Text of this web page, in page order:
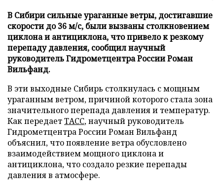
В Сибири сильные ураганные ветры, достигавшие
скорости до 36 м/с, были вызваны столкновением
циклона и антициклона, что привело к резкому
перепаду давления, сообщил научный
руководитель Гидрометцентра России Роман
Вильфанд.
В эти выходные Сибирь столкнулась с мощным
ураганным ветром, причиной которого стала зона
значительного перепада давления и температур.
Как передаетТАСС, научный руководитель
Гидрометцентра России Роман Вильфанд
объяснил, что появление ветра обусловлено
взаимодействием мощного циклона и
антициклона, что создало резкие перепады
давления в атмосфере.